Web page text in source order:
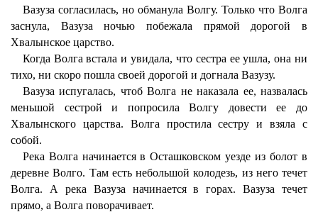
Вазуза согласилась, но обманула Волгу. Только что Волга
заснула, Вазуза ночью побежала прямой дорогой в
Хвалынское царство.
Когда Волга встала и увидала, что сестра ее ушла, она ни
тихо, ни скоро пошла своей дорогой и догнала Вазузу.
Вазуза испугалась, чтоб Волга не наказала ее, назвалась
меньшой сестрой и попросила Волгу довести ее до
Хвалынского царства. Волга простила сестру и взяла с
собой.
Река Волга начинается в Осташковском уезде из болот в
деревне Волго. Там есть небольшой колодезь, из него течет
Волга. А река Вазуза начинается в горах. Вазуза течет
прямо, а Волга поворачивает.